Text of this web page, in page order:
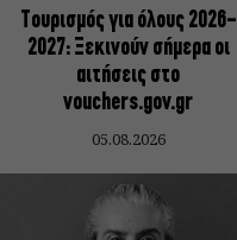
Τουρισμός για όλους 2026-
2027: Ξεκινούν σήμερα οι
αιτήσεις στο
vouchers.gov.gr
05.08.2026